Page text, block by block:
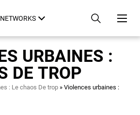
URBAINES :
DE TROP
: Le chaos De trop
Violences urbaines :